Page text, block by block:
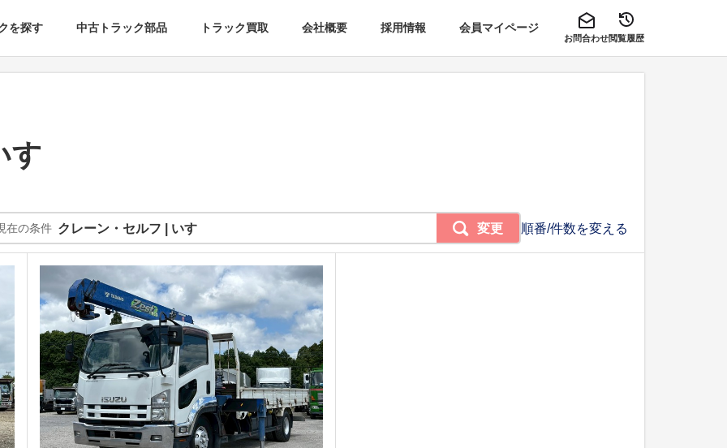
を探す 中古トラック部品 トラック買取 会社概要 採用情報 会員マイページ
お問合わせ閲覧履歴
ゞ
順番/件数を変える
在の条件 クレーン・セルフ | いすゞ 変更